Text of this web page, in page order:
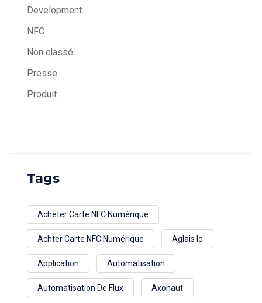
Development
NFC
Non classé
Presse
Produit
Tags
Acheter Carte NFC Numérique
Achter Carte NFC Numérique Aglais Io
Application Automatisation
Automatisation De Flux Axonaut